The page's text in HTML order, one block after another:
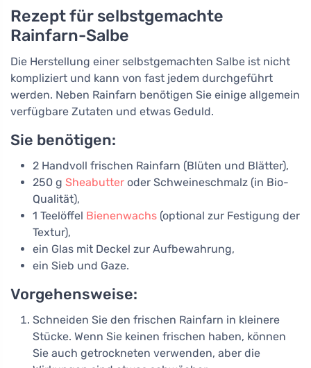
Rezept für selbstgemachte
Rainfarn-Salbe
Die Herstellung einer selbstgemachten Salbe ist nicht
kompliziert und kann von fast jedem durchgeführt
werden. Neben Rainfarn benötigen Sie einige allgemein
verfügbare Zutaten und etwas Geduld.
Sie benötigen:
2 Handvoll frischen Rainfarn (Blüten und Blätter),
250 g Sheabutter oder Schweineschmalz (in Bio-
Qualität),
1 Teelöffel Bienenwachs (optional zur Festigung der
Textur),
ein Glas mit Deckel zur Aufbewahrung,
ein Sieb und Gaze.
Vorgehensweise:
Schneiden Sie den frischen Rainfarn in kleinere
Stücke. Wenn Sie keinen frischen haben, können
Sie auch getrockneten verwenden, aber die